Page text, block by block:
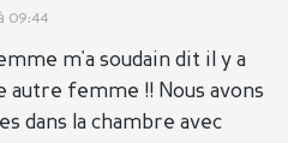
09:44
m'a soudain dit il y a
autre femme !! Nous avons
dans la chambre avec